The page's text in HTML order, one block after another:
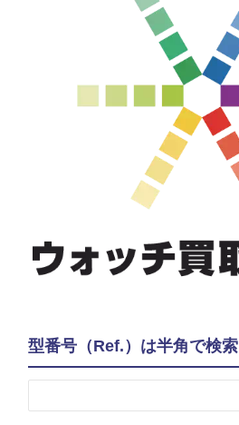
型番号（Ref.）は半角で検索